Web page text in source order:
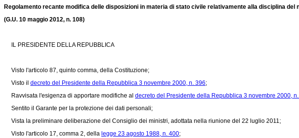
Regolamento recante modifica delle disposizioni in materia di stato civile relativamente alla disciplina
(G.U. 10 maggio 2012, n. 108)
IL PRESIDENTE DELLA REPUBBLICA
Visto l'articolo 87, quinto comma, della Costituzione;
Visto il decreto del Presidente della Repubblica 3 novembre 2000, n. 396;
Ravvisata l'esigenza di apportare modifiche al decreto del Presidente della Repubblica 3 novembre 2000,
Sentito il Garante per la protezione dei dati personali;
Vista la preliminare deliberazione del Consiglio dei ministri, adottata nella riunione del 22 luglio 2011;
Visto l'articolo 17, comma 2, della legge 23 agosto 1988, n. 400;